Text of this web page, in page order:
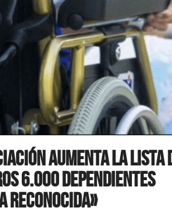
aumenta la lista
6.000 dependientes
reconocida»